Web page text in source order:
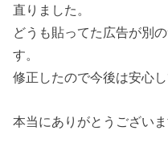
直りました。
どうも貼ってた広告が別
す。
修正したので今後は安心
本当にありがとうございま